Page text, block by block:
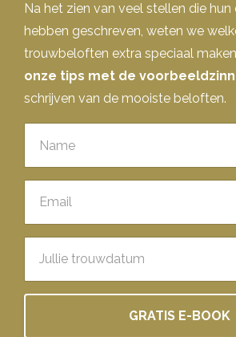
Na het zien van veel stellen die
hebben geschreven, weten we
trouwbeloften extra speciaal
onze tips met de
schrijven van de mooiste beloften.
GRATIS E-BOOK